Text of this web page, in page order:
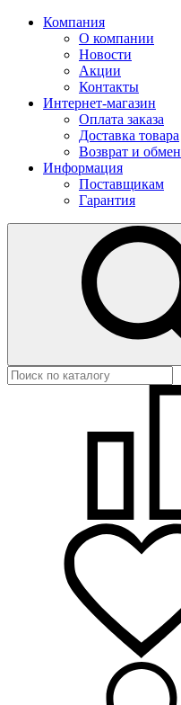
Компания
О компании
Новости
Акции
Контакты
Интернет-магазин
Оплата заказа
Доставка товара
Возврат и обмен
Информация
Поставщикам
Гарантия